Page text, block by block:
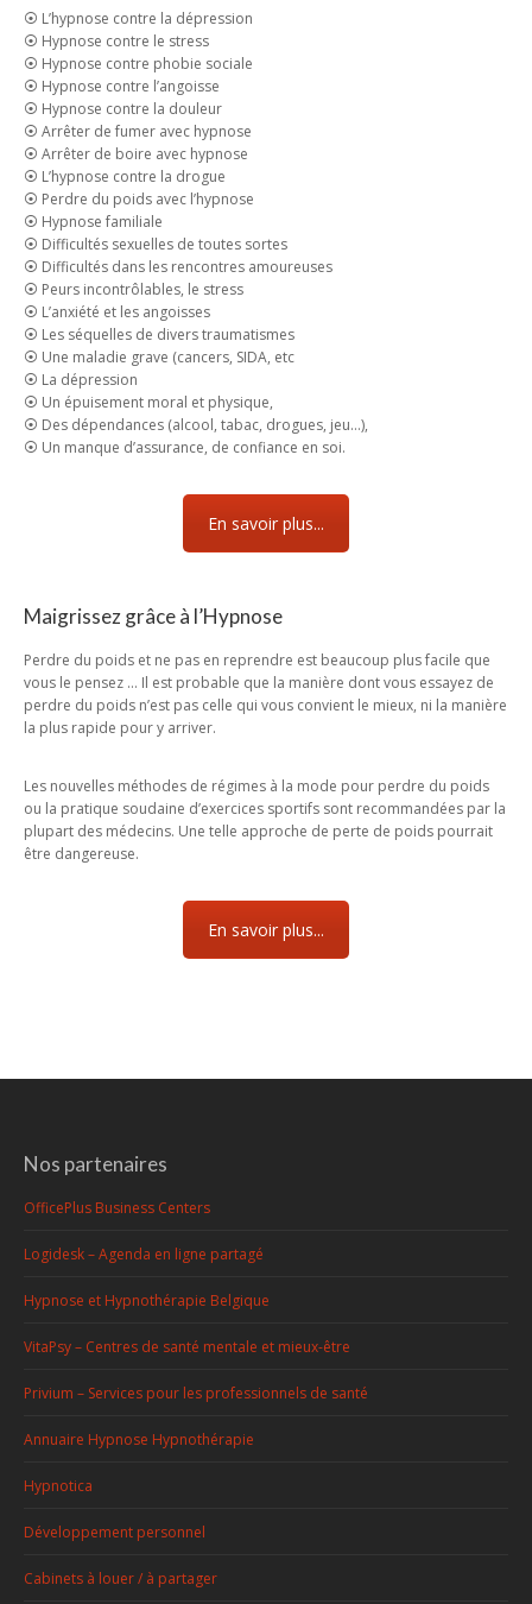
⦿ L’hypnose contre la dépression
⦿ Hypnose contre le stress
⦿ Hypnose contre phobie sociale
⦿ Hypnose contre l’angoisse
⦿ Hypnose contre la douleur
⦿ Arrêter de fumer avec hypnose
⦿ Arrêter de boire avec hypnose
⦿ L’hypnose contre la drogue
⦿ Perdre du poids avec l’hypnose
⦿ Hypnose familiale
⦿ Difficultés sexuelles de toutes sortes
⦿ Difficultés dans les rencontres amoureuses
⦿ Peurs incontrôlables, le stress
⦿ L’anxiété et les angoisses
⦿ Les séquelles de divers traumatismes
⦿ Une maladie grave (cancers, SIDA, etc
⦿ La dépression
⦿ Un épuisement moral et physique,
⦿ Des dépendances (alcool, tabac, drogues, jeu…),
⦿ Un manque d’assurance, de confiance en soi.
En savoir plus...
Maigrissez grâce à l’Hypnose
Perdre du poids et ne pas en reprendre est beaucoup plus facile que
vous le pensez … Il est probable que la manière dont vous essayez de
perdre du poids n’est pas celle qui vous convient le mieux, ni la manière
la plus rapide pour y arriver.
Les nouvelles méthodes de régimes à la mode pour perdre du poids
ou la pratique soudaine d’exercices sportifs sont recommandées par la
plupart des médecins. Une telle approche de perte de poids pourrait
être dangereuse.
En savoir plus...
Nos partenaires
OfficePlus Business Centers
Logidesk – Agenda en ligne partagé
Hypnose et Hypnothérapie Belgique
VitaPsy – Centres de santé mentale et mieux-être
Privium – Services pour les professionnels de santé
Annuaire Hypnose Hypnothérapie
Hypnotica
Développement personnel
Cabinets à louer / à partager